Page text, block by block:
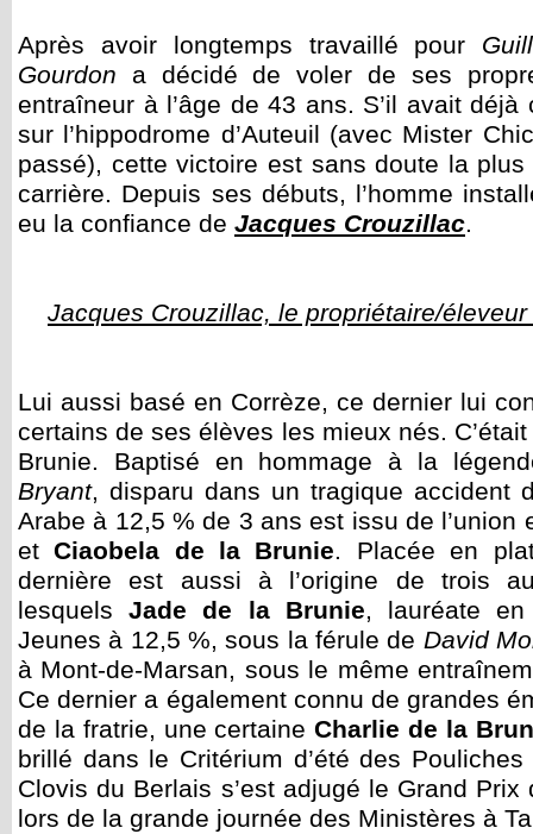
Après avoir longtemps travaillé pour
Gourdon a décidé de voler de ses
entraîneur à l’âge de 43 ans. S’il avait
sur l’hippodrome d’Auteuil (avec Mister
passé), cette victoire est sans doute la
carrière. Depuis ses débuts, l’homme
eu la confiance de Jacques Crouzillac.
Jacques Crouzillac, le propriétaire/
Lui aussi basé en Corrèze, ce dernier lui
certains de ses élèves les mieux nés.
Brunie. Baptisé en hommage à la
Bryant, disparu dans un tragique accident
Arabe à 12,5 % de 3 ans est issu de l’union
etCiaobela de la Brunie. Placée en
dernière est aussi à l’origine de trois
lesquelsJade de la Brunie, lauréate
Jeunes à 12,5 %, sous la férule de David
à Mont-de-Marsan, sous le même
Ce dernier a également connu de grandes
de la fratrie, une certaineCharlie de la
brillé dans le Critérium d’été des
Clovis du Berlais s’est adjugé le Grand
lors de la grande journée des Ministères à